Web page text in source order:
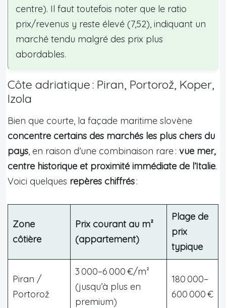
centre). Il faut toutefois noter que le ratio
prix/revenus y reste élevé (7,52), indiquant un
marché tendu malgré des prix plus
abordables.
Côte adriatique : Piran, Portorož, Koper,
Izola
Bien que courte, la façade maritime slovène
concentre certains des marchés les plus chers du
pays, en raison d’une combinaison rare : vue mer,
centre historique et proximité immédiate de l’Italie.
Voici quelques repères chiffrés:
Zone
côtière
Prix courant au m²
(appartement)
Plage de
prix
typique
Piran /
Portorož
3 000–6 000 €/m²
(jusqu’à plus en
premium)
180 000–
600 000 €